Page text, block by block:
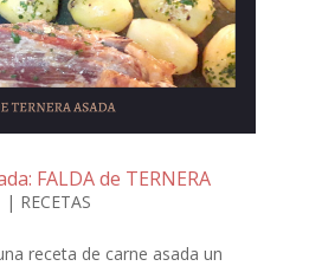
FALDA de TERNERA
| RECETAS
receta de carne asada un